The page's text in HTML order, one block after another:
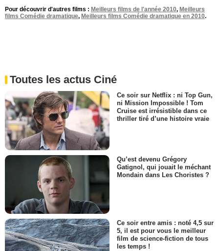
Pour découvrir d'autres films : Meilleurs films de l'année 2010, Meilleurs
films Comédie dramatique, Meilleurs films Comédie dramatique en 2010.
Toutes les actus Ciné
Ce soir sur Netflix : ni Top Gun,
ni Mission Impossible ! Tom
Cruise est irrésistible dans ce
thriller tiré d’une histoire vraie
Qu’est devenu Grégory
Gatignol, qui jouait le méchant
Mondain dans Les Choristes ?
Ce soir entre amis : noté 4,5 sur
5, il est pour vous le meilleur
film de science-fiction de tous
les temps !